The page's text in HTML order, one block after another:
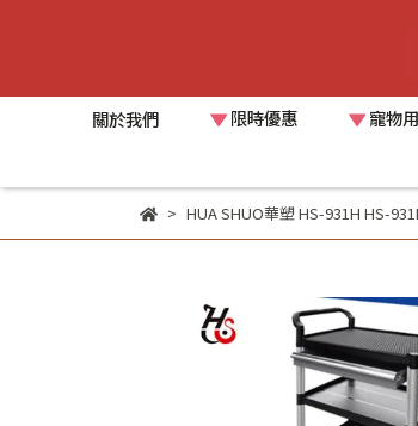
關於我們 限時優惠 寵物
HUA SHUO華塑 HS-931H HS-